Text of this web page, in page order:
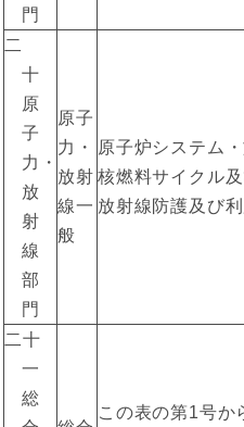
門
二
十
原
子
力・
放
射
線
部
門
原子
力・
放射
線一
般
原子炉システム
核燃料サイクル
放射線防護及び利
二十
一
総
この表の第1号か